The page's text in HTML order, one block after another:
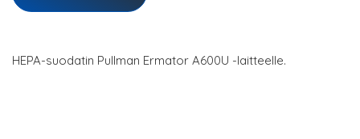
HEPA-suodatin Pullman Ermator A600U -laitteelle.